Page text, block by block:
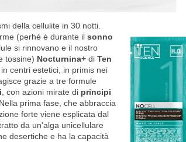
della cellulite in 30 notti.
(perhé è durante il sonno
si rinnovano e il nostro
tossine) Nocturnina+ di Ten
centri estetici, in primis nei
grazie a tre formule
, con azioni mirate di principi
prima fase, che abbraccia
forte viene esplicata dal
da un'alga unicellulare
desertiche e ha la capacità